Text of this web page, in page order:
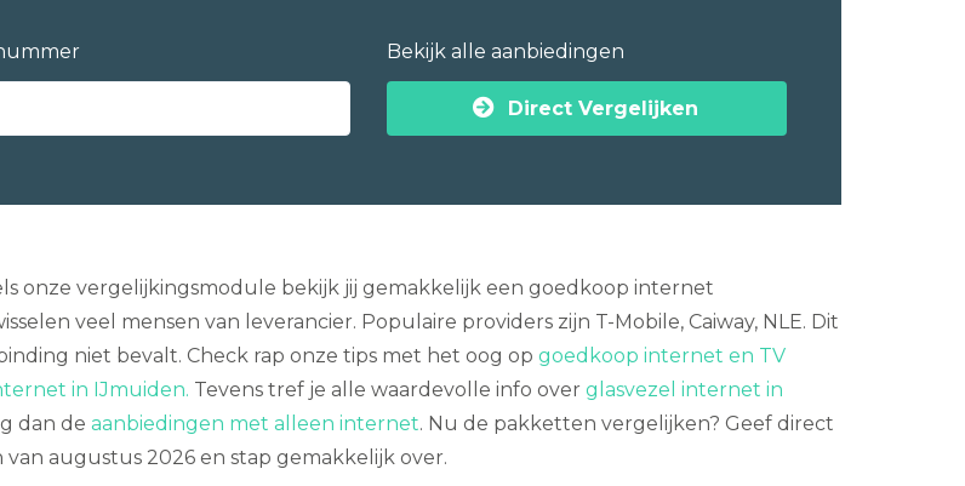
Bekijk alle aanbiedingen
Direct Vergelijken
onze vergelijkingsmodule bekijk jij gemakkelijk een goedkoop internet
veel mensen van leverancier. Populaire providers zijn T-Mobile, Caiway, NLE. Dit
niet bevalt. Check rap onze tips met het oog op goedkoop internet en TV
in IJmuiden. Tevens tref je alle waardevolle info over glasvezel internet in
dan de aanbiedingen met alleen internet. Nu de pakketten vergelijken? Geef direct
augustus 2026 en stap gemakkelijk over.